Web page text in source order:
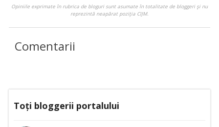
Opiniile exprimate în rubrica de bloguri sunt asumate în totalitate de bloggeri şi nu
reprezintă neapărat poziţia CIJM.
Comentarii
Toți bloggerii portalului